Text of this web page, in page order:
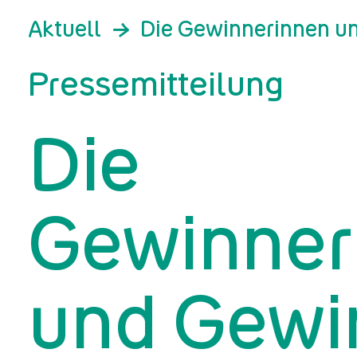
Aktuell Die Gewinnerinnen
Pressemitteilung
Die
und